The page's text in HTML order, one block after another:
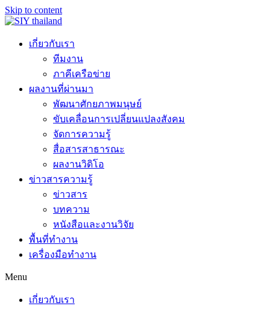
Skip to content
เกี่ยวกับเรา
ทีมงาน
ภาคีเครือข่าย
ผลงานที่ผ่านมา
พัฒนาศักยภาพมนุษย์
ขับเคลื่อนการเปลี่ยนแปลงสังคม
จัดการความรู้
สื่อสารสาธารณะ
ผลงานวิดิโอ
ข่าวสารความรู้
ข่าวสาร
บทความ
หนังสือและงานวิจัย
พื้นที่ทำงาน
เครื่องมือทำงาน
Menu
เกี่ยวกับเรา